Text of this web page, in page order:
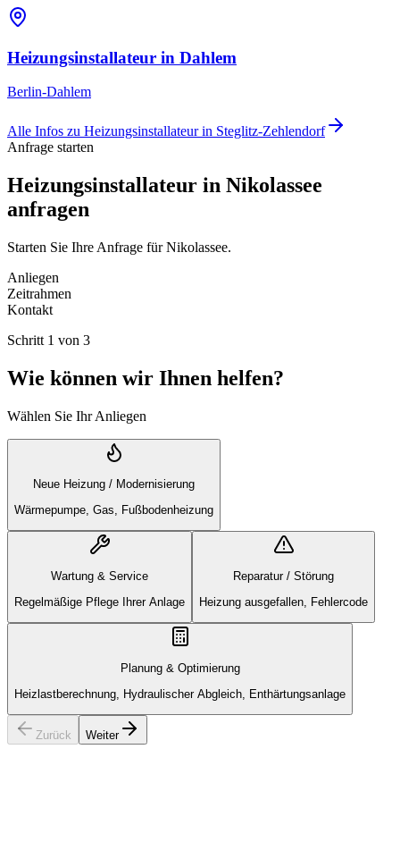
Heizungsinstallateur in Dahlem
Berlin-Dahlem
Alle Infos zu Heizungsinstallateurin Steglitz-Zehlendorf
Anfrage starten
Heizungsinstallateur in Nikolassee
anfragen
Starten Sie Ihre Anfrage für Nikolassee.
Anliegen
Zeitrahmen
Kontakt
Schritt 1 von 3
Wie können wir Ihnen helfen?
Wählen Sie Ihr Anliegen
Neue Heizung / Modernisierung
Wärmepumpe, Gas, Fußbodenheizung
Wartung & Service
Regelmäßige Pflege Ihrer Anlage
Reparatur / Störung
Heizung ausgefallen, Fehlercode
Planung & Optimierung
Heizlastberechnung, Hydraulischer Abgleich, Enthärtungsanlage
Zurück Weiter